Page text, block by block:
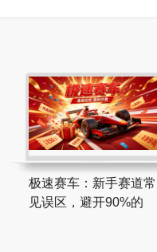
极速赛车：新手赛道常
见误区，避开90%的